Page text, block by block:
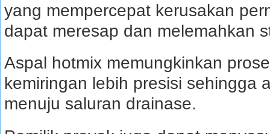
yang mempercepat kerusakan
dapat meresap dan melemahkan
Aspal hotmix memungkinkan
kemiringan lebih presisi sehingga
menuju saluran drainase.